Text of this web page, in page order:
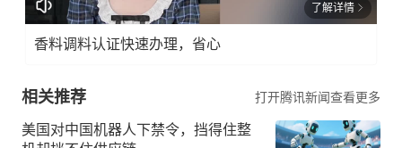
了解详情
香料调料认证快速办理，省心
相关推荐 打开腾讯新闻查看更多
美国对中国机器人下禁令，挡得住整